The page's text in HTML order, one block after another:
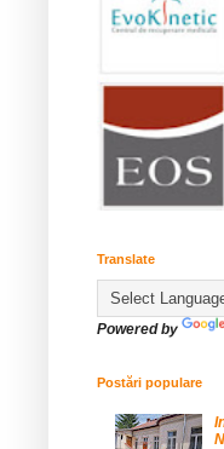
Translate
Powered by
Postări populare